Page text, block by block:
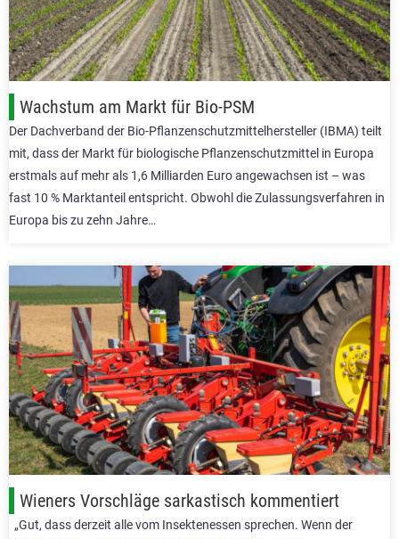
Wachstum am Markt für Bio-PSM
Der Dachverband der Bio-Pflanzenschutzmittelhersteller (IBMA) teilt
mit, dass der Markt für biologische Pflanzenschutzmittel in Europa
erstmals auf mehr als 1,6 Milliarden Euro angewachsen ist – was
fast 10 % Marktanteil entspricht. Obwohl die Zulassungsverfahren in
Europa bis zu zehn Jahre…
Wieners Vorschläge sarkastisch kommentiert
„Gut, dass derzeit alle vom Insektenessen sprechen. Wenn der